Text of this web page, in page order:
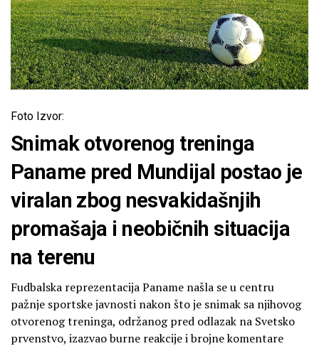
Foto Izvor:
Snimak otvorenog treninga
Paname pred Mundijal postao je
viralan zbog nesvakidašnjih
promašaja i neobičnih situacija
na terenu
Fudbalska reprezentacija Paname našla se u centru
pažnje sportske javnosti nakon što je snimak sa njihovog
otvorenog treninga, održanog pred odlazak na Svetsko
prvenstvo, izazvao burne reakcije i brojne komentare